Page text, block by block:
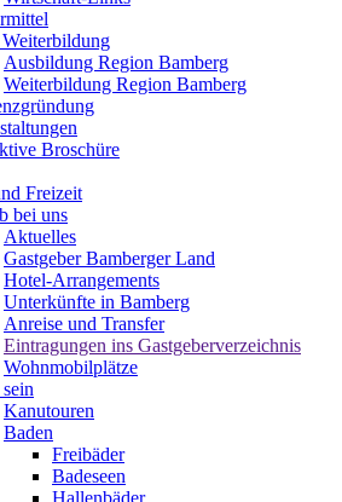
Ausbildung Region Bamberg
Weiterbildung Region Bamberg
Broschüre
Freizeit
bei uns
Aktuelles
Gastgeber Bamberger Land
Hotel-Arrangements
Unterkünfte in Bamberg
Anreise und Transfer
Eintragungen ins Gastgeberverzeichnis
Wohnmobilplätze
Kanutouren
Baden
Freibäder
Badeseen
Hallenbäder